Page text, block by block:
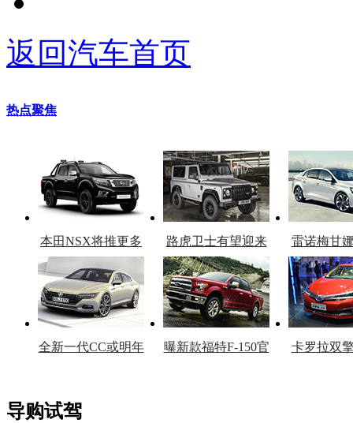
返回汽车首页
热点聚焦
本田NSX将推更多
车型
路虎卫士有望迎来
复产
雷诺梅甘
官
全新一代CC或明年
曝新款福特F-150官
卡罗拉双
导购试驾